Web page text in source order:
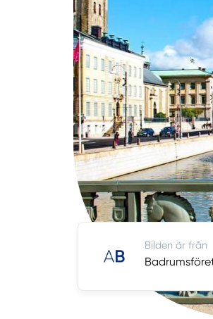
Bilden är från